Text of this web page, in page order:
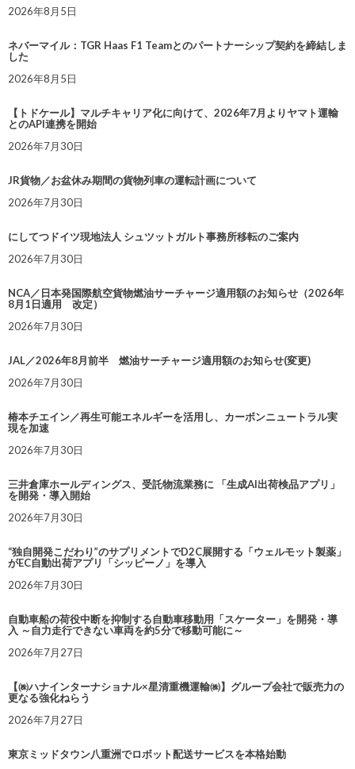
2026年8月5日
ネバーマイル：TGR Haas F1 Teamとのパートナーシップ契約を締結しま
した
2026年8月5日
【トドケール】マルチキャリア化に向けて、2026年7月よりヤマト運輸
とのAPI連携を開始
2026年7月30日
JR貨物／お盆休み期間の貨物列車の運転計画について
2026年7月30日
にしてつドイツ現地法人 シュツットガルト事務所移転のご案内
2026年7月30日
NCA／日本発国際航空貨物燃油サーチャージ適用額のお知らせ（2026年
8月1日適用 改定）
2026年7月30日
JAL／2026年8月前半 燃油サーチャージ適用額のお知らせ(変更)
2026年7月30日
椿本チエイン／再生可能エネルギーを活用し、カーボンニュートラル実
現を加速
2026年7月30日
三井倉庫ホールディングス、受託物流業務に 「生成AI出荷検品アプリ」
を開発・導入開始
2026年7月30日
“独自開発こだわり”のサプリメントでD2C展開する「ウェルモット製薬」
がEC自動出荷アプリ「シッピーノ」を導入
2026年7月30日
自動車船の荷役中断を抑制する自動車移動用「スケーター」を開発・導
入 ～自力走行できない車両を約5分で移動可能に～
2026年7月27日
【㈱ハナインターナショナル×星清重機運輸㈱】グループ会社で販売力の
更なる強化ねらう
2026年7月27日
東京ミッドタウン八重洲でロボット配送サービスを本格始動